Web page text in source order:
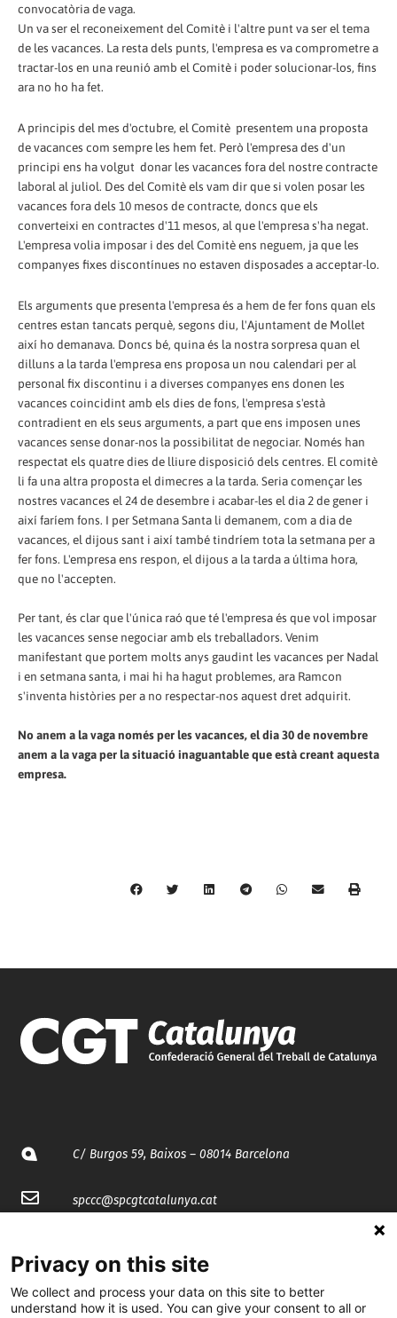
convocatòria de vaga.
Un va ser el reconeixement del Comitè i l'altre punt va ser el tema
de les vacances. La resta dels punts, l'empresa es va comprometre a
tractar-los en una reunió amb el Comitè i poder solucionar-los, fins
ara no ho ha fet.
A principis del mes d'octubre, el Comitè presentem una proposta
de vacances com sempre les hem fet. Però l'empresa des d'un
principi ens ha volgut donar les vacances fora del nostre contracte
laboral al juliol. Des del Comitè els vam dir que si volen posar les
vacances fora dels 10 mesos de contracte, doncs que els
converteixi en contractes d'11 mesos, al que l'empresa s'ha negat.
L'empresa volia imposar i des del Comitè ens neguem, ja que les
companyes fixes discontínues no estaven disposades a acceptar-lo.
Els arguments que presenta l'empresa és a hem de fer fons quan els
centres estan tancats perquè, segons diu, l'Ajuntament de Mollet
així ho demanava. Doncs bé, quina és la nostra sorpresa quan el
dilluns a la tarda l'empresa ens proposa un nou calendari per al
personal fix discontinu i a diverses companyes ens donen les
vacances coincidint amb els dies de fons, l'empresa s'està
contradient en els seus arguments, a part que ens imposen unes
vacances sense donar-nos la possibilitat de negociar. Només han
respectat els quatre dies de lliure disposició dels centres. El comitè
li fa una altra proposta el dimecres a la tarda. Seria començar les
nostres vacances el 24 de desembre i acabar-les el dia 2 de gener i
així faríem fons. I per Setmana Santa li demanem, com a dia de
vacances, el dijous sant i així també tindríem tota la setmana per a
fer fons. L'empresa ens respon, el dijous a la tarda a última hora,
que no l'accepten.
Per tant, és clar que l'única raó que té l'empresa és que vol imposar
les vacances sense negociar amb els treballadors. Venim
manifestant que portem molts anys gaudint les vacances per Nadal
i en setmana santa, i mai hi ha hagut problemes, ara Ramcon
s'inventa històries per a no respectar-nos aquest dret adquirit.
No anem a la vaga només per les vacances, el dia 30 de novembre
anem a la vaga per la situació inaguantable que està creant aquesta
empresa.
C/ Burgos 59, Baixos – 08014 Barcelona
spccc@spcgtcatalunya.cat
@CGTCatalunya
Privacy on this site
We collect and process your data on this site to better
understand how it is used. You can give your consent to all or